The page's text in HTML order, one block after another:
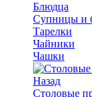
Блюдца
Супницы и
Тарелки
Чайники
Чашки
Назад
Cтоловые